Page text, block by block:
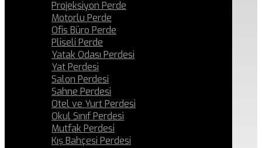
Projeksiyon Perde
Motorlu Perde
Ofis Büro Perde
Pliseli Perde
Yatak Odası Perdesi
Yat Perdesi
Salon Perdesi
Sahne Perdesi
Otel ve Yurt Perdesi
Okul Sınıf Perdesi
Mutfak Perdesi
Kış Bahçesi Perdesi